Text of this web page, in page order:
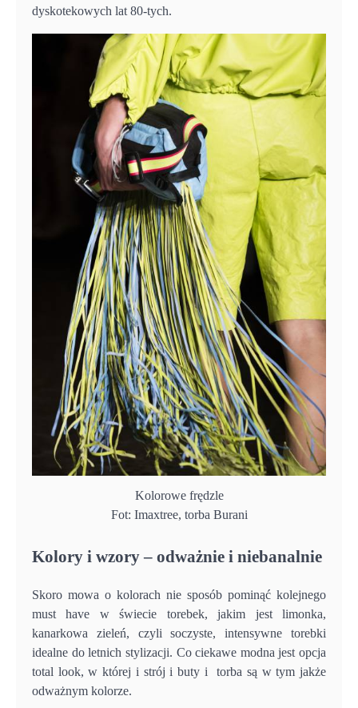
dyskotekowych lat 80-tych.
Kolorowe frędzle
Fot: Imaxtree, torba Burani
Kolory i wzory – odważnie i niebanalnie
Skoro mowa o kolorach nie sposób pominąć kolejnego
must have w świecie torebek, jakim jest limonka,
kanarkowa zieleń, czyli soczyste, intensywne torebki
idealne do letnich stylizacji. Co ciekawe modna jest opcja
total look, w której i strój i buty i torba są w tym jakże
odważnym kolorze.